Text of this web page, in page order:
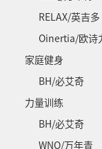
RELAX/英吉多
Oinertia/欧诗
家庭健身
BH/必艾奇
力量训练
BH/必艾奇
WNQ/万年青